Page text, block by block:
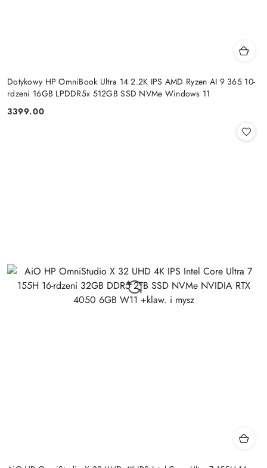
Dotykowy HP OmniBook Ultra 14 2.2K IPS AMD Ryzen AI 9 365 10-
rdzeni 16GB LPDDR5x 512GB SSD NVMe Windows 11
Cena:
3399.00